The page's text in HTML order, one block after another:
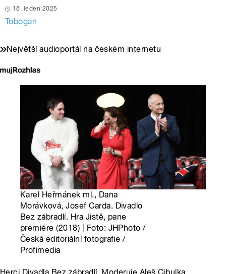
18. leden 2025
Tobogan
Největší audioportál na českém internetu
Karel Heřmánek ml., Dana
Morávková, Josef Carda. Divadlo
Bez zábradlí. Hra Jistě, pane
premiére (2018) | Foto: JHPhoto /
Česká editoriální fotografie /
Profimedia